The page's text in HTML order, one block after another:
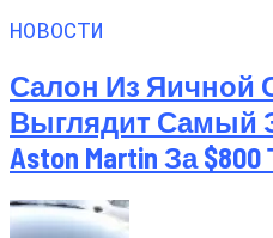
НОВОСТИ
Салон Из Яичной
Выглядит Самый
Aston Martin За